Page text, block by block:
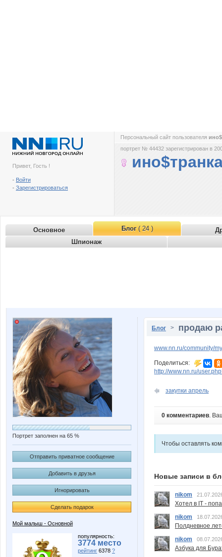
Привет, Гость !
- Войти
- Зарегистрироваться
Персональный сайт пользователя
портрет № 44432 зарегистрирован в
Основное Блог( 24 )
Шпионаж
Портрет заполнен на 65 %
Отправить приватное сообщение
Добавить в друзья
Игнорировать
Сделать подарок
Мой малыш - Основной
популярность:
3774 место
рейтинг 6378 ?
Блог > продаю
www.nn.ru/community/
Поделиться:
http://www.nn.ru/
закупки апрель
0 комментариев.
Чтобы оставлять
Новые записи в
nikom
Хотел в IT -
nikom
Полдневное
nikom
Азбука для